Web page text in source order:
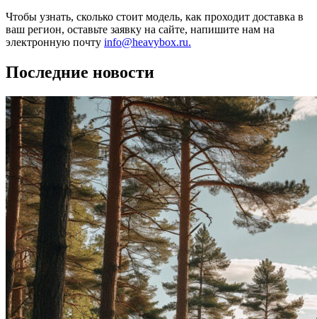
Чтобы узнать, сколько стоит модель, как проходит доставка в
ваш регион, оставьте заявку на сайте, напишите нам на
электронную почту info@heavybox.ru.
Последние новости